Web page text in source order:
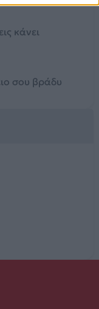
κάνει
σου βράδυ